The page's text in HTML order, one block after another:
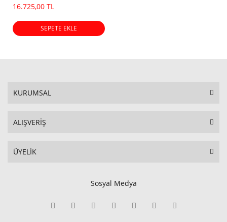
16.725,00 TL
SEPETE EKLE
KURUMSAL
ALIŞVERİŞ
ÜYELİK
Sosyal Medya